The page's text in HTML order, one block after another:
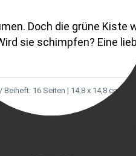
Doch die grüne
sie schimpfen? Eine
16 Seiten | 14,8 x 14,8 cm |